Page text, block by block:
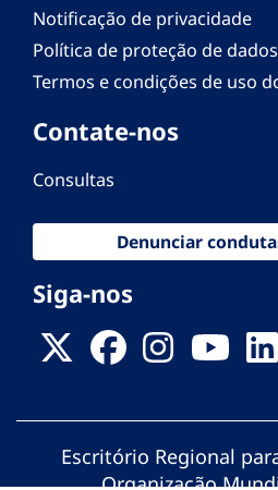
Notificação de privacidade
Política de proteção de
Termos e condições de uso
Contate-nos
Consultas
Denunciar
Siga-nos
Escritório Regional
Organização